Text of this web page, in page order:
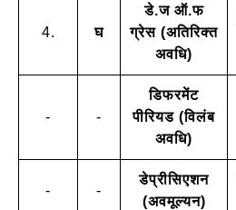
4. घ
डे.ज ऑ.फ
ग्रेस (अतिरिक्त
अवधि)
- -
डिफरमेंट
पीरियड (विलंब
अवधि)
- -
डेप्रीसिएशन
(अवमूल्यन)